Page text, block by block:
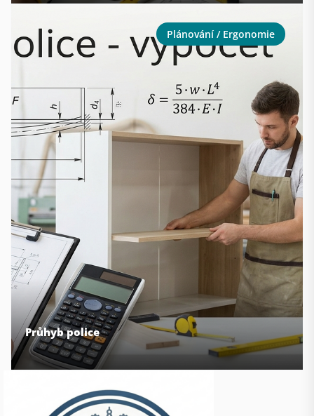
Plánování / Ergonomie
Průhyb police